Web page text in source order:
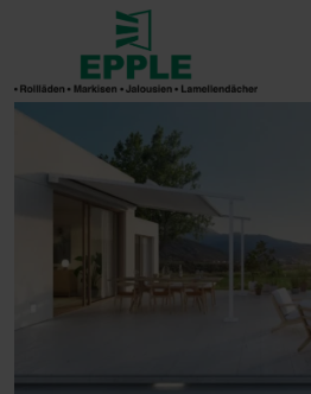
zur Top-Navigation
zur Hauptnavigation
Inhalt springen
zum Footer
Hauptnavigation